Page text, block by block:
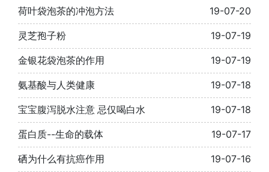
19-07-20
荷叶袋泡茶的冲泡方法
19-07-19
灵芝孢子粉
19-07-19
金银花袋泡茶的作用
19-07-18
氨基酸与人类健康
19-07-18
宝宝腹泻脱水注意 忌仅喝白水
19-07-17
蛋白质--生命的载体
19-07-16
硒为什么有抗癌作用